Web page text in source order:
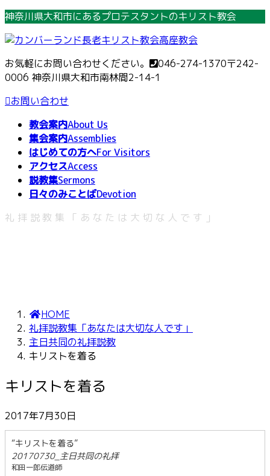
コ
テ
ン
ツ
へ
ス
ナ
ゲ
ー
シ
ョ
ン
神奈川県大和市にあるプロテスタントのキリスト教会
お気軽にお問い合わせください。 046-274-1370〒242-
0006 神奈川県大和市南林間2-14-1
お問い合わせ
教会案内About Us
集会案内Assemblies
はじめての方へFor Visitors
アクセスAccess
説教集Sermons
日々のみことばDevotion
礼拝説教集「あなたは大切な人です」
HOME
礼拝説教集「あなたは大切な人です」
主日共同の礼拝説教
キリストを着る
キリストを着る
2017年7月30日
“キリストを着る”
20170730_主日共同の礼拝
和田一郎伝道師